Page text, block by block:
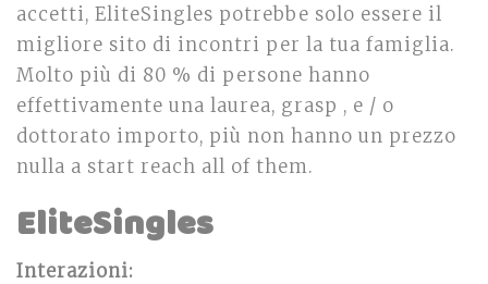
accetti, EliteSingles potrebbe solo essere il
migliore sito di incontri per la tua famiglia.
Molto più di 80 % di persone hanno
effettivamente una laurea, grasp , e / o
dottorato importo, più non hanno un prezzo
nulla a start reach all of them.
EliteSingles
Interazioni: